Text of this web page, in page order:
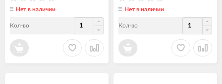
Нет в наличии
Кол-во
Нет в наличии
Кол-во